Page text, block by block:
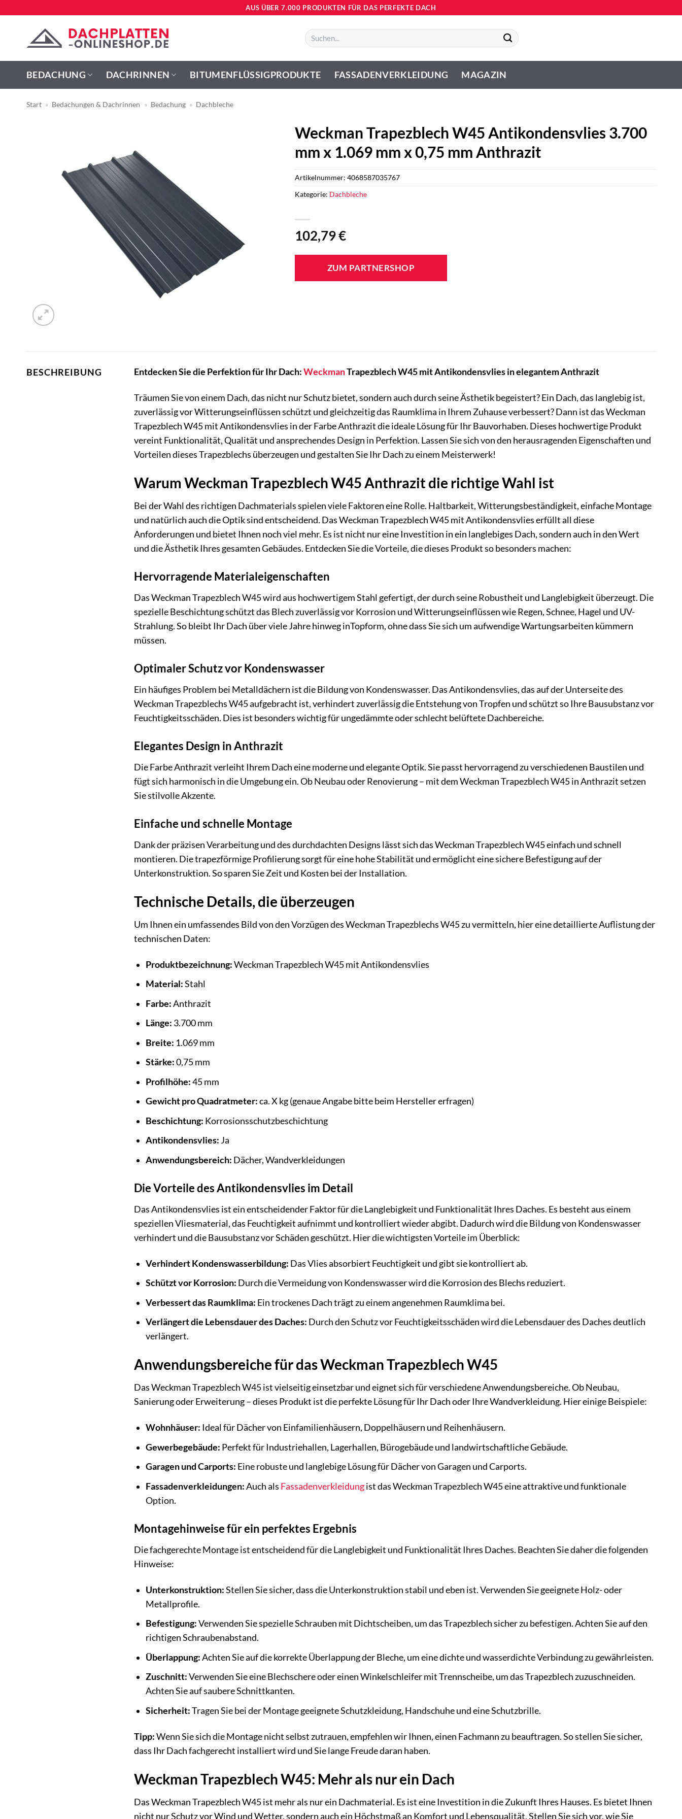
AUS ÜBER 7.000 PRODUKTEN FÜR DAS PERFEKTE DACH
Suchen
nach:
BEDACHUNG DACHRINNEN BITUMENFLÜSSIGPRODUKTE FASSADENVERKLEIDUNG MAGAZIN
Start » Bedachungen & Dachrinnen » Bedachung » Dachbleche
Weckman Trapezblech W45 Antikondensvlies 3.700
mm x 1.069 mm x 0,75 mm Anthrazit
102,79€
ZUM PARTNERSHOP
Artikelnummer:4068587035767
Kategorie: Dachbleche
BESCHREIBUNG Entdecken Sie die Perfektion für Ihr Dach:WeckmanTrapezblech W45 mit Antikondensvlies in elegantem Anthrazit
Träumen Sie von einem Dach, das nicht nur Schutz bietet, sondern auch durch seine Ästhetik begeistert? Ein Dach, das langlebig ist,
zuverlässig vor Witterungseinflüssen schützt und gleichzeitig das Raumklima in Ihrem Zuhause verbessert? Dann ist das Weckman
Trapezblech W45 mit Antikondensvlies in der Farbe Anthrazit die ideale Lösung für Ihr Bauvorhaben. Dieses hochwertige Produkt
vereint Funktionalität, Qualität und ansprechendes Design in Perfektion. Lassen Sie sich von den herausragenden Eigenschaften und
Vorteilen dieses Trapezblechs überzeugen und gestalten Sie Ihr Dach zu einem Meisterwerk!
Warum Weckman Trapezblech W45 Anthrazit die richtige Wahl ist
Bei der Wahl des richtigen Dachmaterials spielen viele Faktoren eine Rolle. Haltbarkeit, Witterungsbeständigkeit, einfache Montage
und natürlich auch die Optik sind entscheidend. Das Weckman Trapezblech W45 mit Antikondensvlies erfüllt all diese
Anforderungen und bietet Ihnen noch viel mehr. Es ist nicht nur eine Investition in ein langlebiges Dach, sondern auch in den Wert
und die Ästhetik Ihres gesamten Gebäudes. Entdecken Sie die Vorteile, die dieses Produkt so besonders machen:
Hervorragende Materialeigenschaften
Das Weckman Trapezblech W45 wird aus hochwertigem Stahl gefertigt, der durch seine Robustheit und Langlebigkeit überzeugt. Die
spezielle Beschichtung schützt das Blech zuverlässig vor Korrosion und Witterungseinflüssen wie Regen, Schnee, Hagel und UV-
Strahlung. So bleibt Ihr Dach über viele Jahre hinweg inTopform, ohne dass Sie sich um aufwendige Wartungsarbeiten kümmern
müssen.
Optimaler Schutz vor Kondenswasser
Ein häufiges Problem bei Metalldächern ist die Bildung von Kondenswasser. Das Antikondensvlies, das auf der Unterseite des
Weckman Trapezblechs W45 aufgebracht ist, verhindert zuverlässig die Entstehung von Tropfen und schützt so Ihre Bausubstanz vor
Feuchtigkeitsschäden. Dies ist besonders wichtig für ungedämmte oder schlecht belüftete Dachbereiche.
Elegantes Design in Anthrazit
Die Farbe Anthrazit verleiht Ihrem Dach eine moderne und elegante Optik. Sie passt hervorragend zu verschiedenen Baustilen und
fügt sich harmonisch in die Umgebung ein. Ob Neubau oder Renovierung – mit dem Weckman Trapezblech W45 in Anthrazit setzen
Sie stilvolle Akzente.
Einfache und schnelle Montage
Dank der präzisen Verarbeitung und des durchdachten Designs lässt sich das Weckman Trapezblech W45 einfach und schnell
montieren. Die trapezförmige Profilierung sorgt für eine hohe Stabilität und ermöglicht eine sichere Befestigung auf der
Unterkonstruktion. So sparen Sie Zeit und Kosten bei der Installation.
Technische Details, die überzeugen
Um Ihnen ein umfassendes Bild von den Vorzügen des Weckman Trapezblechs W45 zu vermitteln, hier eine detaillierte Auflistung der
technischen Daten:
Produktbezeichnung:Weckman Trapezblech W45 mit Antikondensvlies
Material:Stahl
Farbe:Anthrazit
Länge: 3.700 mm
Breite: 1.069 mm
Stärke:0,75 mm
Profilhöhe:45 mm
Gewicht pro Quadratmeter:ca. X kg (genaue Angabe bitte beim Hersteller erfragen)
Beschichtung: Korrosionsschutzbeschichtung
Antikondensvlies:Ja
Anwendungsbereich: Dächer, Wandverkleidungen
Die Vorteile des Antikondensvlies im Detail
Das Antikondensvlies ist ein entscheidender Faktor für die Langlebigkeit und Funktionalität Ihres Daches. Es besteht aus einem
speziellen Vliesmaterial, das Feuchtigkeit aufnimmt und kontrolliert wieder abgibt. Dadurch wird die Bildung von Kondenswasser
verhindert und die Bausubstanz vor Schäden geschützt. Hier die wichtigsten Vorteile im Überblick:
Verhindert Kondenswasserbildung: Das Vlies absorbiert Feuchtigkeit und gibt sie kontrolliert ab.
Schützt vor Korrosion: Durch die Vermeidung von Kondenswasser wird die Korrosion des Blechs reduziert.
Verbessert das Raumklima: Ein trockenes Dach trägt zu einem angenehmen Raumklima bei.
Verlängert die Lebensdauer des Daches: Durch den Schutz vor Feuchtigkeitsschäden wird die Lebensdauer des Daches deutlich
verlängert.
Anwendungsbereiche für das Weckman Trapezblech W45
Das Weckman Trapezblech W45 ist vielseitig einsetzbar und eignet sich für verschiedene Anwendungsbereiche. Ob Neubau,
Sanierung oder Erweiterung – dieses Produkt ist die perfekte Lösung für Ihr Dach oder Ihre Wandverkleidung. Hier einige Beispiele:
Wohnhäuser: Ideal für Dächer von Einfamilienhäusern, Doppelhäusern und Reihenhäusern.
Gewerbegebäude: Perfekt für Industriehallen, Lagerhallen, Bürogebäude und landwirtschaftliche Gebäude.
Garagen und Carports: Eine robuste und langlebige Lösung für Dächer von Garagen und Carports.
Fassadenverkleidungen:Auch als Fassadenverkleidungist das Weckman Trapezblech W45 eine attraktive und funktionale
Option.
Montagehinweise für ein perfektes Ergebnis
Die fachgerechte Montage ist entscheidend für die Langlebigkeit und Funktionalität Ihres Daches. Beachten Sie daher die folgenden
Hinweise:
Unterkonstruktion:Stellen Sie sicher, dass die Unterkonstruktion stabil und eben ist. Verwenden Sie geeignete Holz- oder
Metallprofile.
Befestigung:Verwenden Sie spezielle Schrauben mit Dichtscheiben, um das Trapezblech sicher zu befestigen. Achten Sie auf den
richtigen Schraubenabstand.
Überlappung:Achten Sie auf die korrekte Überlappung der Bleche, um eine dichte und wasserdichte Verbindung zu gewährleisten.
Zuschnitt:Verwenden Sie eine Blechschere oder einen Winkelschleifer mit Trennscheibe, um das Trapezblech zuzuschneiden.
Achten Sie auf saubere Schnittkanten.
Sicherheit:Tragen Sie bei der Montage geeignete Schutzkleidung, Handschuhe und eine Schutzbrille.
Tipp:Wenn Sie sich die Montage nicht selbst zutrauen, empfehlen wir Ihnen, einen Fachmann zu beauftragen. So stellen Sie sicher,
dass Ihr Dach fachgerecht installiert wird und Sie lange Freude daran haben.
Weckman Trapezblech W45: Mehr als nur ein Dach
Das Weckman Trapezblech W45 ist mehr als nur ein Dachmaterial. Es ist eine Investition in die Zukunft Ihres Hauses. Es bietet Ihnen
nicht nur Schutz vor Wind und Wetter, sondern auch ein Höchstmaß an Komfort und Lebensqualität. Stellen Sie sich vor, wie Sie